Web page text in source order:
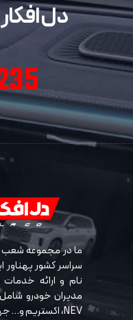
دل
ما در مجموعه شعب
سراسر کشور پهناور
نام و ارائه
مدیران خودرو
NEV، اکستریم و… جهت ثبت نام با ما تماس بگیرید.